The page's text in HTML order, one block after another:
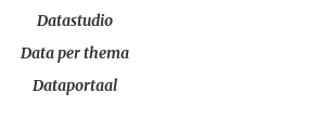
Datastudio
Data per thema
Dataportaal